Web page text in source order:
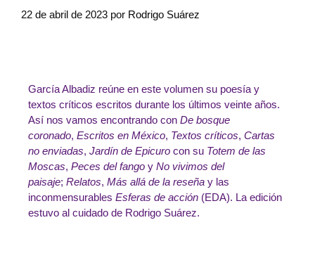
22 de abril de 2023 por Rodrigo Suárez
García Albadiz reúne en este volumen su poesía y
textos críticos escritos durante los últimos veinte años.
Así nos vamos encontrando con De bosque
coronado, Escritos en México, Textos críticos, Cartas
no enviadas, Jardín de Epicuro con su Totem de las
Moscas, Peces del fango y No vivimos del
paisaje; Relatos, Más allá de la reseña y las
inconmensurables Esferas de acción (EDA). La edición
estuvo al cuidado de Rodrigo Suárez.